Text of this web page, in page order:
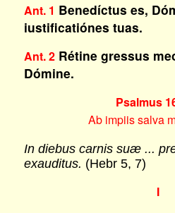
Ant. 1 Benedíctus es,
iustificatiónes tuas.
Ant. 2Rétine gressus
Dómine.
Psalmus
Ab impiis salva
In diebus carnis suæ ...
exauditus. (Hebr 5, 7)
I